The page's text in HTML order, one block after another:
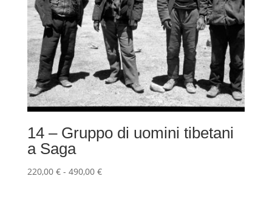
14 – Gruppo di uomini tibetani
a Saga
220,00 € - 490,00 €Fascia